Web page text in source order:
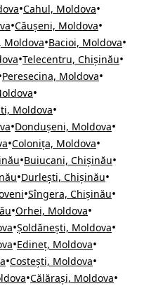
•Cahul, Moldova•
•Căușeni, Moldova•
Moldova•Bacioi, Moldova•
•Telecentru, Chișinău•
Peresecina, Moldova•
•
Moldova•
•Dondușeni, Moldova•
•Colonița, Moldova•
•Buiucani, Chișinău•
•Durlești, Chișinău•
•Sîngera, Chișinău•
•Orhei, Moldova•
•Șoldănești, Moldova•
•Edineț, Moldova•
•Costești, Moldova•
•Călărași, Moldova•